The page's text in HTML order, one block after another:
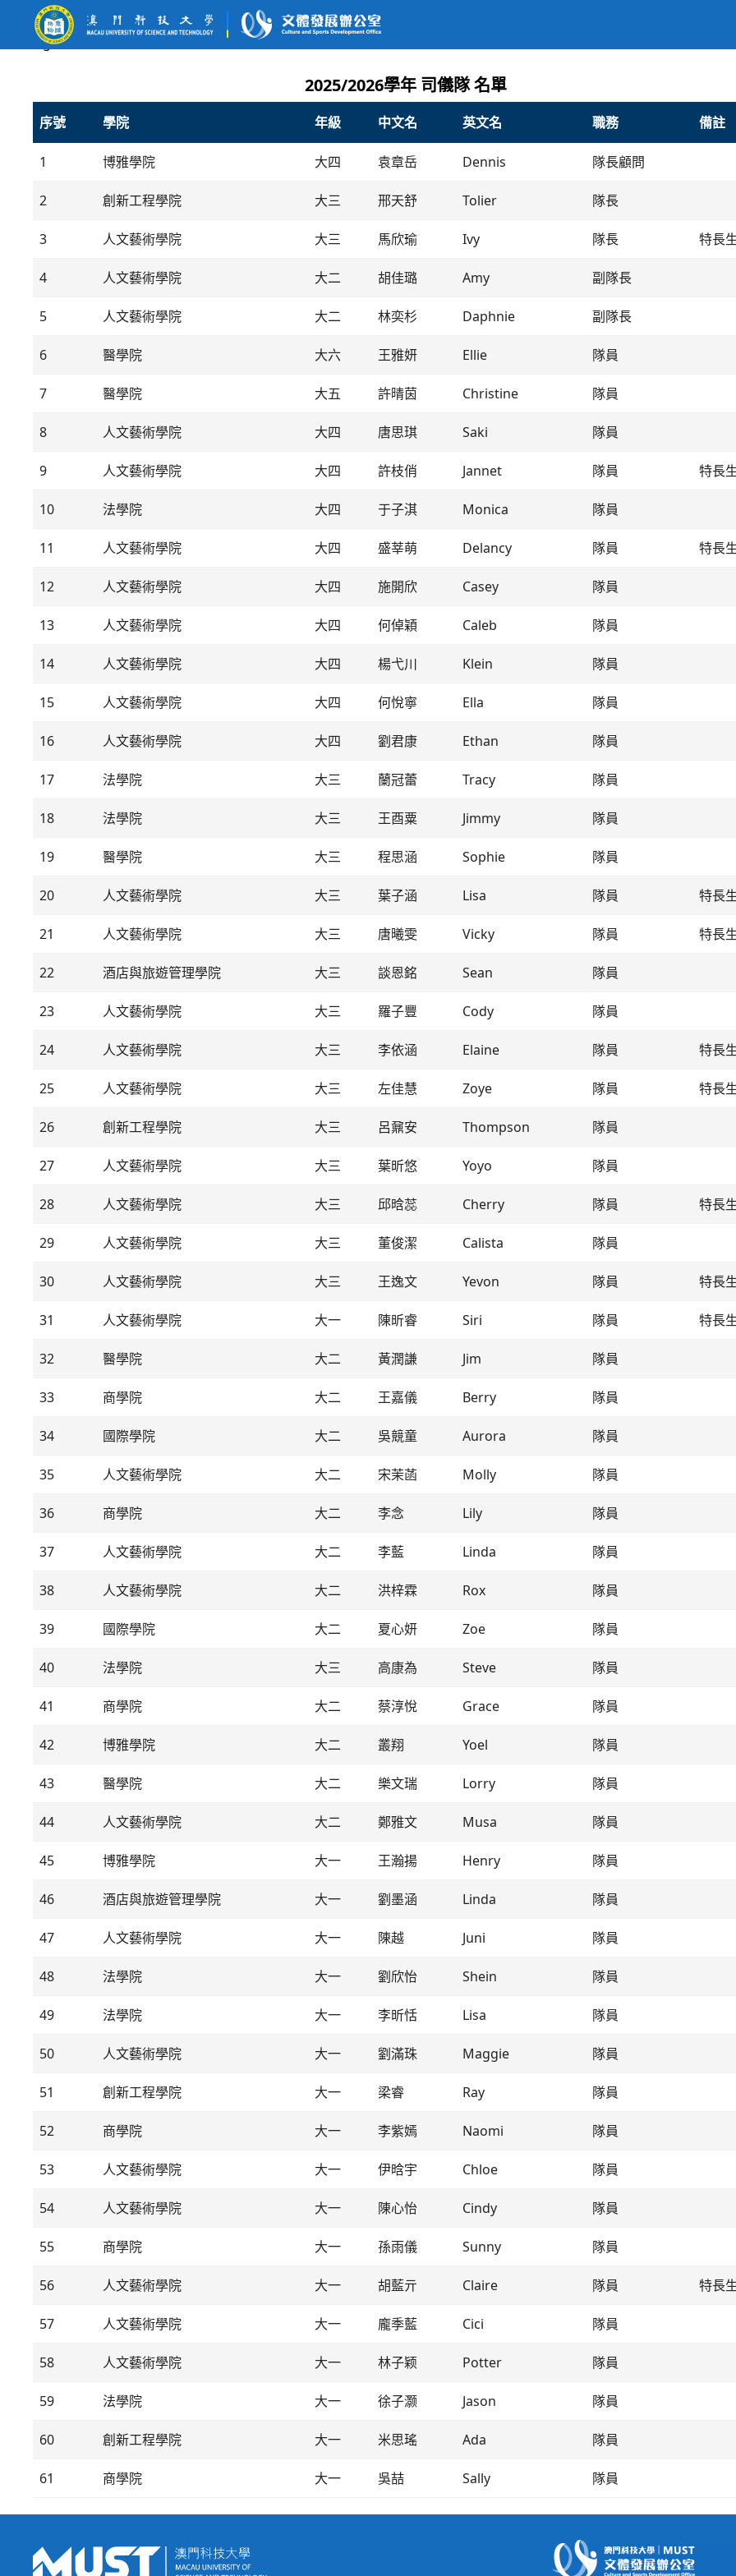
首頁 / 藝術團
2025/2026學年 司儀隊 名單
序號 學院 年級 中文名 英文名 職務 備註
1 博雅學院 大四 袁章岳 Dennis 隊長顧問
2 創新工程學院 大三 邢天舒 Tolier 隊長
3 人文藝術學院 大三 馬欣瑜 Ivy 隊長 特長
4 人文藝術學院 大二 胡佳璐 Amy 副隊長
5 人文藝術學院 大二 林奕杉 Daphnie 副隊長
6 醫學院 大六 王雅妍 Ellie 隊員
7 醫學院 大五 許晴茵 Christine 隊員
8 人文藝術學院 大四 唐思琪 Saki 隊員
9 人文藝術學院 大四 許枝俏 Jannet 隊員 特長
10 法學院 大四 于子淇 Monica 隊員
11 人文藝術學院 大四 盛莘萌 Delancy 隊員 特長
12 人文藝術學院 大四 施開欣 Casey 隊員
13 人文藝術學院 大四 何倬穎 Caleb 隊員
14 人文藝術學院 大四 楊弋川 Klein 隊員
15 人文藝術學院 大四 何悅寧 Ella 隊員
16 人文藝術學院 大四 劉君康 Ethan 隊員
17 法學院 大三 蘭冠蕾 Tracy 隊員
18 法學院 大三 王酉粟 Jimmy 隊員
19 醫學院 大三 程思涵 Sophie 隊員
20 人文藝術學院 大三 葉子涵 Lisa 隊員 特長
21 人文藝術學院 大三 唐曦雯 Vicky 隊員 特長
22 酒店與旅遊管理學院 大三 談恩銘 Sean 隊員
23 人文藝術學院 大三 羅子豐 Cody 隊員
24 人文藝術學院 大三 李依涵 Elaine 隊員 特長
25 人文藝術學院 大三 左佳慧 Zoye 隊員 特長
26 創新工程學院 大三 呂鼐安 Thompson 隊員
27 人文藝術學院 大三 葉昕悠 Yoyo 隊員
28 人文藝術學院 大三 邱晗蕊 Cherry 隊員 特長
29 人文藝術學院 大三 董俊潔 Calista 隊員
30 人文藝術學院 大三 王逸文 Yevon 隊員 特長
31 人文藝術學院 大一 陳昕睿 Siri 隊員 特長
32 醫學院 大二 黃潤謙 Jim 隊員
33 商學院 大二 王嘉儀 Berry 隊員
34 國際學院 大二 吳競童 Aurora 隊員
35 人文藝術學院 大二 宋茉菡 Molly 隊員
36 商學院 大二 李念 Lily 隊員
37 人文藝術學院 大二 李藍 Linda 隊員
38 人文藝術學院 大二 洪梓霖 Rox 隊員
39 國際學院 大二 夏心妍 Zoe 隊員
40 法學院 大三 高康為 Steve 隊員
41 商學院 大二 蔡淳悅 Grace 隊員
42 博雅學院 大二 叢翔 Yoel 隊員
43 醫學院 大二 樂文瑞 Lorry 隊員
44 人文藝術學院 大二 鄭雅文 Musa 隊員
45 博雅學院 大一 王瀚揚 Henry 隊員
46 酒店與旅遊管理學院 大一 劉墨涵 Linda 隊員
47 人文藝術學院 大一 陳越 Juni 隊員
48 法學院 大一 劉欣怡 Shein 隊員
49 法學院 大一 李昕恬 Lisa 隊員
50 人文藝術學院 大一 劉滿珠 Maggie 隊員
51 創新工程學院 大一 梁睿 Ray 隊員
52 商學院 大一 李紫嫣 Naomi 隊員
53 人文藝術學院 大一 伊晗宇 Chloe 隊員
54 人文藝術學院 大一 陳心怡 Cindy 隊員
55 商學院 大一 孫雨儀 Sunny 隊員
56 人文藝術學院 大一 胡藍亓 Claire 隊員 特長
57 人文藝術學院 大一 龐季藍 Cici 隊員
58 人文藝術學院 大一 林子颖 Potter 隊員
59 法學院 大一 徐子灏 Jason 隊員
60 創新工程學院 大一 米思瑤 Ada 隊員
61 商學院 大一 吳喆 Sally 隊員